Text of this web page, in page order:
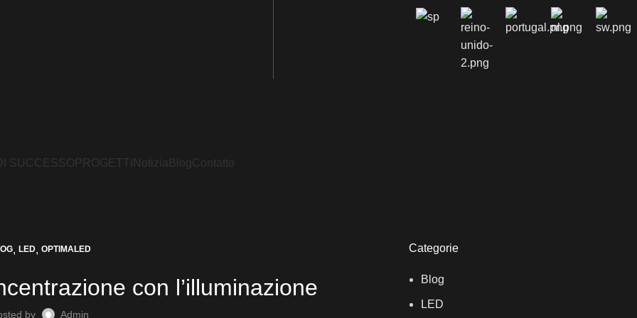
SUCCESSO PROGETTI Notizia Blog Contatto
, LED, OPTIMALED
con l’illuminazione
by Admin
Categorie
Blog
LED